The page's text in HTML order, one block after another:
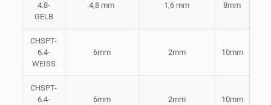
4.8-
GELB
4,8 mm 1,6 mm 8mm
CHSPT-
6.4-
WEISS
6mm 2mm 10mm
CHSPT-
6.4-
6mm 2mm 10mm